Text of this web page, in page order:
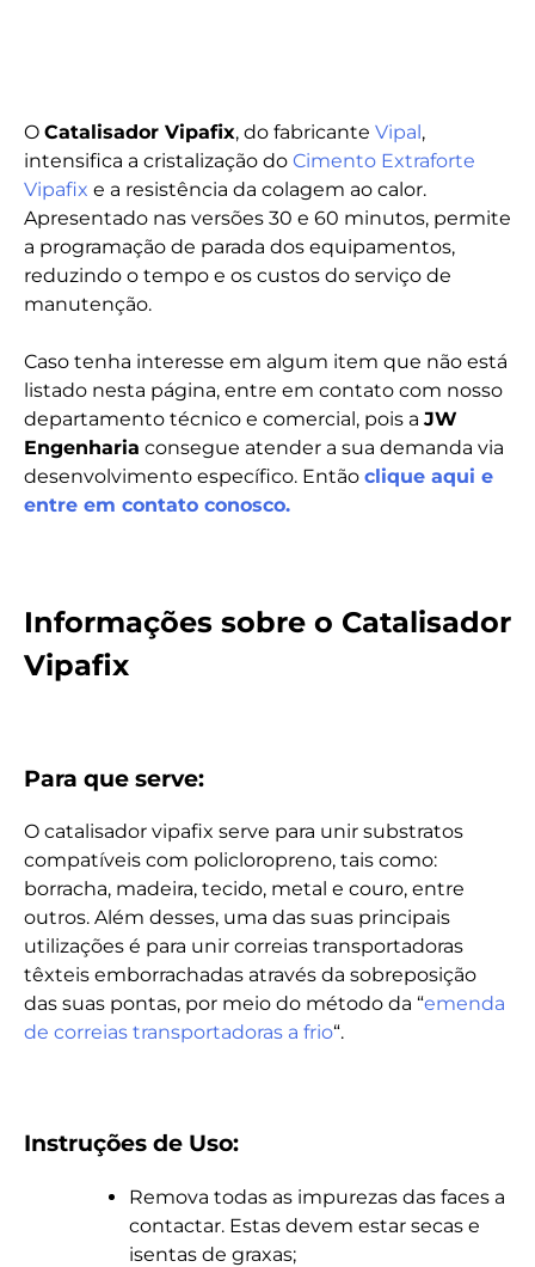
O Catalisador Vipafix, do fabricante Vipal,
intensifica a cristalização do Cimento Extraforte
Vipafix e a resistência da colagem ao calor.
Apresentado nas versões 30 e 60 minutos, permite
a programação de parada dos equipamentos,
reduzindo o tempo e os custos do serviço de
manutenção.
Caso tenha interesse em algum item que não está
listado nesta página, entre em contato com nosso
departamento técnico e comercial, pois a JW
Engenharia consegue atender a sua demanda via
desenvolvimento específico. Então clique aqui e
entre em contato conosco.
Informações sobre o Catalisador
Vipafix
Para que serve:
O catalisador vipafix serve para unir substratos
compatíveis com policloropreno, tais como:
borracha, madeira, tecido, metal e couro, entre
outros. Além desses, uma das suas principais
utilizações é para unir correias transportadoras
têxteis emborrachadas através da sobreposição
das suas pontas, por meio do método da “emenda
de correias transportadoras a frio“.
Instruções de Uso:
Remova todas as impurezas das faces a
contactar. Estas devem estar secas e
isentas de graxas;